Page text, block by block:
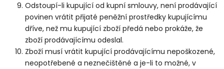
Odstoupí-li kupující od kupní smlouvy, není prodávající
povinen vrátit přijaté peněžní prostředky kupujícímu
dříve, než mu kupující zboží předá nebo prokáže, že
zboží prodávajícímu odeslal.
Zboží musí vrátit kupující prodávajícímu nepoškozené,
neopotřebené a neznečištěné a je-li to možné, v